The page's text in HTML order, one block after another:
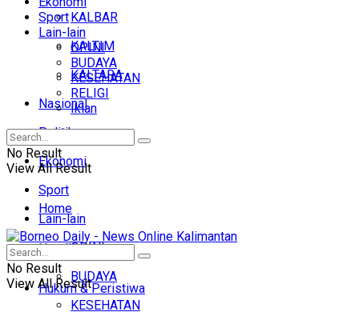
KALBAR
KALTIM
KALTARA
Nasional
Politik
Ekonomi
Sport
Lain-lain
OPINI
BUDAYA
KESEHATAN
Sport
Lain-lain
OPINI
BUDAYA
KESEHATAN
RELIGI
Iklan
No Result
View All Result
Home
Headline
Hukum & Peristiwa
No Result
View All Result